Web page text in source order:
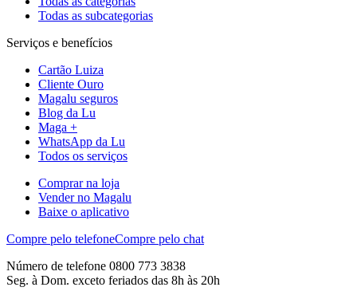
Todas as subcategorias
Serviços e benefícios
Cartão Luiza
Cliente Ouro
Magalu seguros
Blog da Lu
Maga +
WhatsApp da Lu
Todos os serviços
Comprar na loja
Vender no Magalu
Baixe o aplicativo
Compre pelo telefoneCompre pelo chat
Número de telefone 0800 773 3838
Seg. à Dom. exceto feriados das 8h às 20h